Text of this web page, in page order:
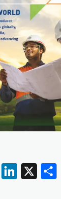
Pinterest
LinkedIn
X